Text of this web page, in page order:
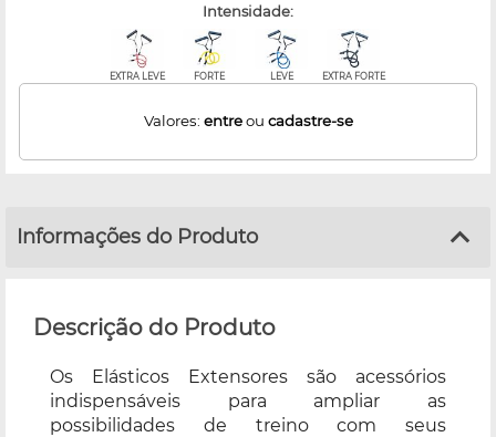
intensidade:
EXTRA LEVE FORTE LEVE EXTRA FORTE
Valores: entreou cadastre-se
Informações do Produto
Descrição do Produto
Os Elásticos Extensores são acessórios
indispensáveis ​​para ampliar as
possibilidades de treino com seus